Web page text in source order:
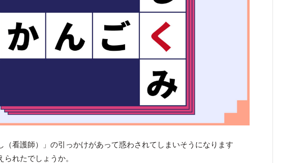
（看護師）」の引っかけがあって惑わされてしまいそうになります
られたでしょうか。